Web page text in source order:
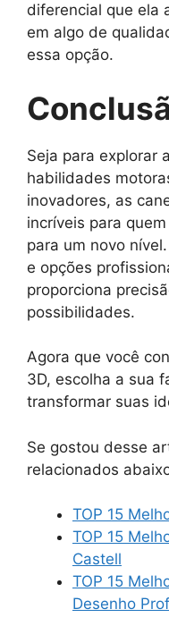
diferencial que ela
em algo de
essa opção.
Seja para explorar
habilidades
inovadores, as
incríveis para
para um novo
e opções
proporciona
possibilidades.
Agora que você
3D, escolha a sua
transformar suas
Se gostou desse
relacionados
TOP 15
TOP 15
Castell
TOP 15
Desenho